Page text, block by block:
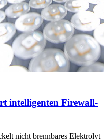
intelligenten Firewall-
nicht brennbares Elektrolyt